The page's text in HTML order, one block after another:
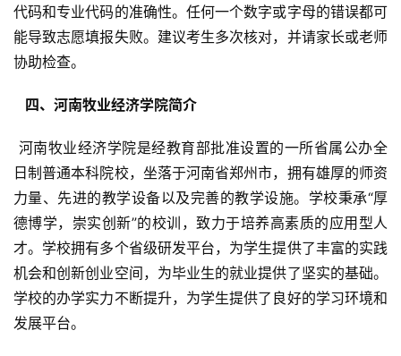
代码和专业代码的准确性。任何一个数字或字母的错误都可
能导致志愿填报失败。建议考生多次核对，并请家长或老师
协助检查。
  四、河南牧业经济学院简介
日制普通本科院校，坐落于河南省郑州市，拥有雄厚的师资
力量、先进的教学设备以及完善的教学设施。学校秉承“厚
德博学，崇实创新”的校训，致力于培养高素质的应用型人
才。学校拥有多个省级研发平台，为学生提供了丰富的实践
机会和创新创业空间，为毕业生的就业提供了坚实的基础。
学校的办学实力不断提升，为学生提供了良好的学习环境和
发展平台。